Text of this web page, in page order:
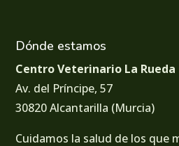
Dónde estamos
Centro Veterinario La Rueda
Av. del Príncipe, 57
30820 Alcantarilla (Murcia)
Cuidamos la salud de los que